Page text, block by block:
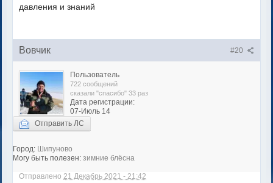
давления и знаний
#20
Вовчик
Пользователь
722 сообщений
сказали "спасибо" 33 раз
Дата регистрации:
07-Июль 14
Отправить ЛС
Город: Шипуново
Могу быть полезен: зимние блёсна
Отправлено21 Декабрь 2021 - 21:42